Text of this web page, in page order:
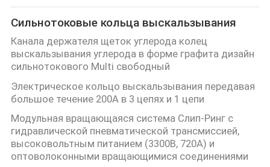
Сильнотоковые кольца выскальзывания
Канала держателя щеток углерода колец
выскальзывания углерода в форме графита дизайн
сильнотокового Multi свободный
Электрическое кольцо выскальзывания передавая
большое течение 200A в 3 цепях и 1 цепи
Модульная вращающаяся система Слип-Ринг с
гидравлической пневматической трансмиссией,
высоковольтным питанием (3300В, 720А) и
оптоволоконными вращающимися соединениями